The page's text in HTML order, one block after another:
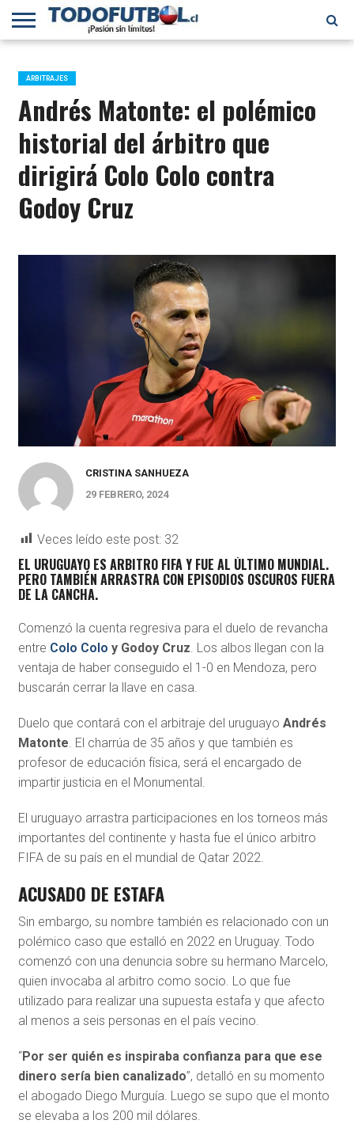
PRIMERA
B
SELECCIÓN
CHILENA
CHILENOS
EN EL
MUNDO
FÚTBOL
INTERNACIONAL
ARBITRAJES
Andrés Matonte: el polémico
historial del árbitro que
dirigirá Colo Colo contra
Godoy Cruz
CRISTINA SANHUEZA
29 FEBRERO, 2024
Veces leído este post: 32
EL URUGUAYO ES ARBITRO FIFA Y FUE AL ÚLTIMO MUNDIAL.
PERO TAMBIÉN ARRASTRA CON EPISODIOS OSCUROS FUERA
DE LA CANCHA.
Comenzó la cuenta regresiva para el duelo de revancha
entre Colo Colo y Godoy Cruz . Los albos llegan con la
ventaja de haber conseguido el 1-0 en Mendoza, pero
buscarán cerrar la llave en casa.
Duelo que contará con el arbitraje del uruguayo Andrés
Matonte . El charrúa de 35 años y que también es
profesor de educación física, será el encargado de
impartir justicia en el Monumental.
El uruguayo arrastra participaciones en los torneos más
importantes del continente y hasta fue el único arbitro
FIFA de su país en el mundial de Qatar 2022.
ACUSADO DE ESTAFA
Sin embargo, su nombre también es relacionado con un
polémico caso que estalló en 2022 en Uruguay. Todo
comenzó con una denuncia sobre su hermano Marcelo,
quien invocaba al arbitro como socio. Lo que fue
utilizado para realizar una supuesta estafa y que afecto
al menos a seis personas en el país vecino.
“Por ser quién es inspiraba confianza para que ese
dinero sería bien canalizado”, detalló en su momento
el abogado Diego Murguía. Luego se supo que el monto
se elevaba a los 200 mil dólares.